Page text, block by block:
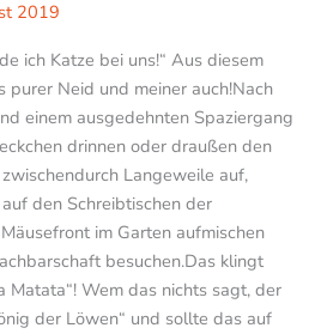
2019
ich Katze bei uns!“ Aus diesem
purer Neid und meiner auch!Nach
einem ausgedehnten Spaziergang
drinnen oder draußen den
Langeweile auf,
den Schreibtischen der
im Garten aufmischen
besuchen.Das klingt
Matata“! Wem das nichts sagt, der
der Löwen“ und sollte das auf